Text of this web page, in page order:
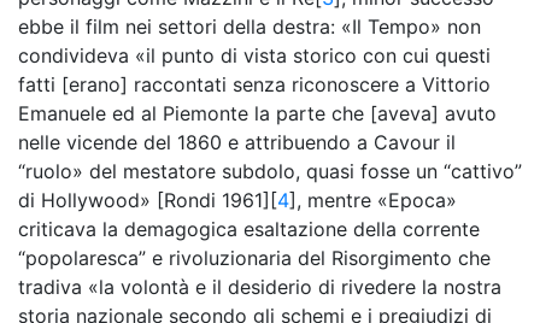
ebbe il film nei settori della destra: «Il Tempo» non
condivideva «il punto di vista storico con cui questi
fatti [erano] raccontati senza riconoscere a Vittorio
Emanuele ed al Piemonte la parte che [aveva] avuto
nelle vicende del 1860 e attribuendo a Cavour il
“ruolo» del mestatore subdolo, quasi fosse un “cattivo”
di Hollywood» [Rondi 1961][4], mentre «Epoca»
criticava la demagogica esaltazione della corrente
“popolaresca” e rivoluzionaria del Risorgimento che
tradiva «la volontà e il desiderio di rivedere la nostra
storia nazionale secondo gli schemi e i pregiudizi di